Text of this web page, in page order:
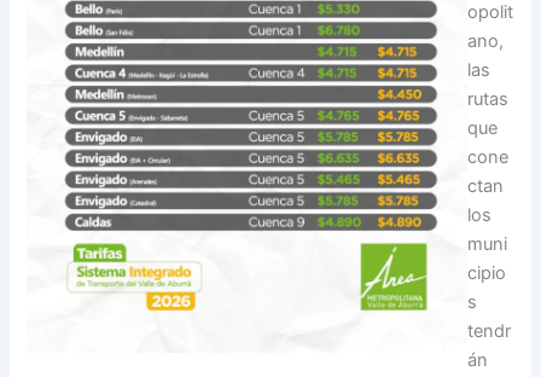
opolit
ano,
las
rutas
que
cone
ctan
los
muni
cipio
s
tendr
án